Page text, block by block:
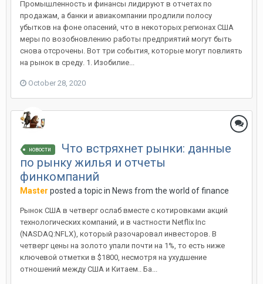
Промышленность и финансы лидируют в отчетах по
продажам, а банки и авиакомпании продлили полосу
убытков на фоне опасений, что в некоторых регионах США
меры по возобновлению работы предприятий могут быть
снова отсрочены. Вот три события, которые могут повлиять
на рынок в среду. 1. Изобилие...
October 28, 2020
новости
Что встряхнет рынки: данные
по рынку жилья и отчеты
финкомпаний
Master posted a topic in News from the world of finance
Рынок США в четверг ослаб вместе с котировками акций
технологических компаний, и в частности Netflix Inc
(NASDAQ:NFLX), который разочаровал инвесторов. В
четверг цены на золото упали почти на 1%, то есть ниже
ключевой отметки в $1800, несмотря на ухудшение
отношений между США и Китаем.. Ба...